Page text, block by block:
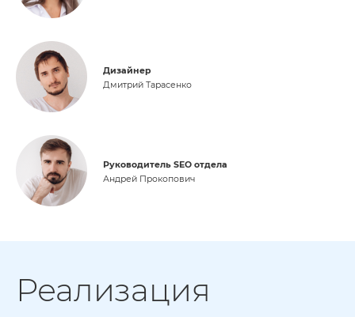
Дизайнер
Дмитрий Тарасенко
Руководитель SEO отдела
Андрей Прокопович
Реализация